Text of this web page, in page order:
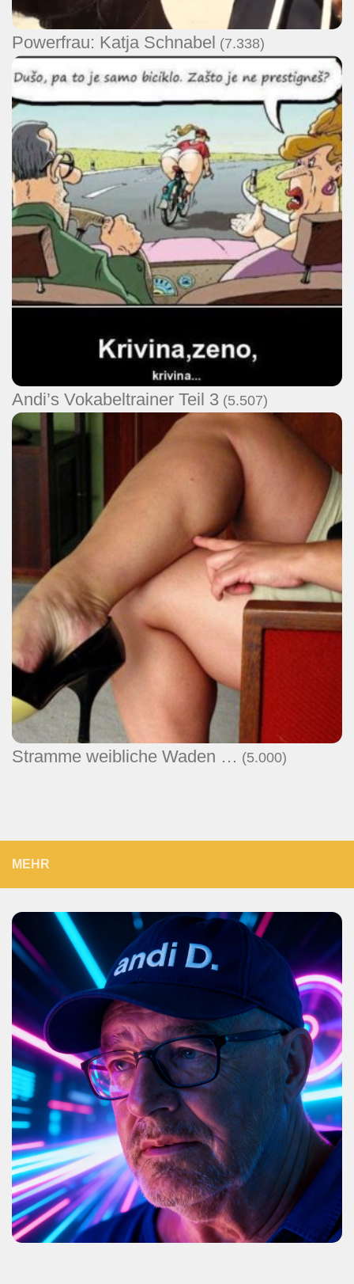
Powerfrau: Katja Schnabel (7.338)
Andi’s Vokabeltrainer Teil 3 (5.507)
Stramme weibliche Waden … (5.000)
MEHR